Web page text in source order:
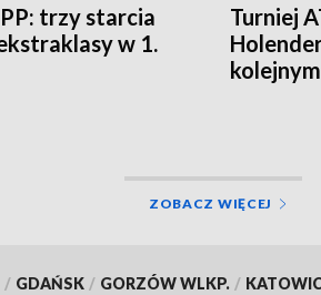
trzy starcia
w 1.
Turniej
ZOBACZ WIĘCEJ
/ GDAŃSK / GORZÓW WLKP. /